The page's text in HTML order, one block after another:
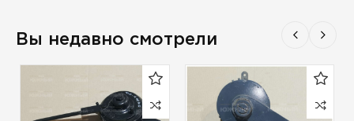
Вы недавно смотрели